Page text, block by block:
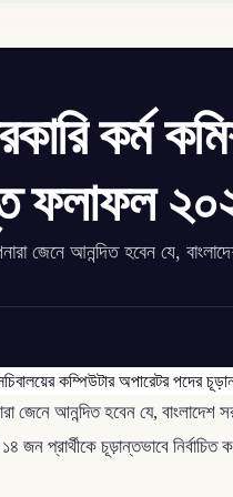
কর্ম
ফলাফল
জেনে আনন্দিত হবেন যে,
জেনে আনন্দিত হবেন যে,
জন প্রার্থীকে চূড়ান্তভাবে